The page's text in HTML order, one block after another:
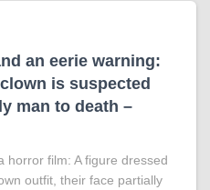
an eerie warning:
is suspected
man to death –
horror film: A figure dressed
outfit, their face partially